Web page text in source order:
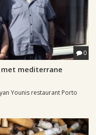
0
mediterrane
Younis restaurant Porto